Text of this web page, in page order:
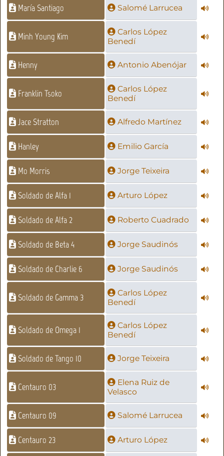
María Santiago Salomé Larrucea
Minh Young Kim
Carlos López
Benedí
Henny Antonio Abenójar
Franklin Tsoko
Carlos López
Benedí
Jace Stratton Alfredo Martínez
Hanley Emilio García
Mo Morris Jorge Teixeira
Soldado de Alfa 1 Arturo López
Soldado de Alfa 2 Roberto Cuadrado
Soldado de Beta 4 Jorge Saudinós
Soldado de Charlie 6 Jorge Saudinós
Soldado de Gamma 3
Carlos López
Benedí
Soldado de Omega 1
Carlos López
Benedí
Soldado de Tango 10 Jorge Teixeira
Centauro 03
Elena Ruiz de
Velasco
Centauro 09 Salomé Larrucea
Centauro 23 Arturo López